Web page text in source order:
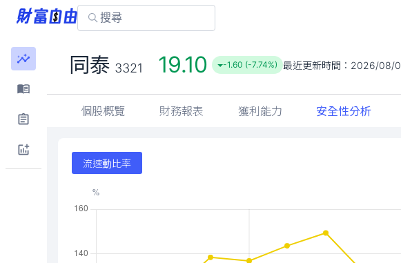
同泰 3321 19.10 -1.60 (-7.74%) 最近更新時間： 2026/08/
個股概覽 財務報表 獲利能力 安全性分析
流速動比率